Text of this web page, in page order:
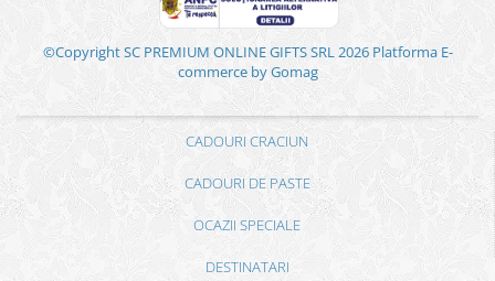
©Copyright SC PREMIUM ONLINE GIFTS SRL 2026 Platforma E-
commerce by Gomag
CADOURI CRACIUN
CADOURI DE PASTE
OCAZII SPECIALE
DESTINATARI